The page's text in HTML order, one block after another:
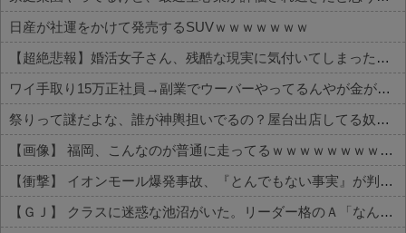
日産が社運をかけて発売するSUVｗｗｗｗｗｗｗ
【超絶悲報】婚活女子さん、残酷な現実に気付いてしまった結果…
ワイ手取り15万正社員→副業でウーバーやってるんやが金がない
祭りって謎だよな、誰が神輿担いでるの？屋台出店してる奴らは誰の許可を得て商売してるの？
【画像】 福岡、こんなのが普通に走ってるｗｗｗｗｗｗｗｗｗｗｗｗｗｗｗｗ
【衝撃】 イオンモール爆発事故、『とんでもない事実』が判明してしまう・・・・・・
【ＧＪ】 クラスに迷惑な池沼がいた。リーダー格のＡ「なんで支援学級に入れないんですか？」先生「背の高い低いと同じで、これも個性なの！差別は...